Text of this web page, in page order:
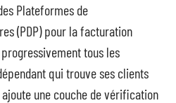
Plateformes de
(PDP) pour la facturation
tous les
qui trouve ses clients
une couche de vérification